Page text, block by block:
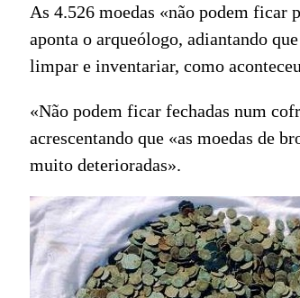
As 4.526 moedas «não podem ficar
aponta o arqueólogo, adiantando
limpar e inventariar, como
«Não podem ficar fechadas num
acrescentando que «as moedas de
muito deterioradas».